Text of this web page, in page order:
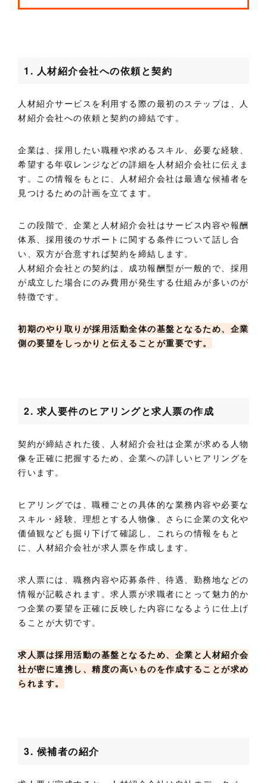
1. 人材紹介会社への依頼と契約
人材紹介サービスを利用する際の最初のステップは、人
材紹介会社への依頼と契約の締結です。
企業は、採用したい職種や求めるスキル、必要な経験、
希望する年収レンジなどの詳細を人材紹介会社に伝えま
す。この情報をもとに、人材紹介会社は最適な候補者を
見つけるための計画を立てます。
この段階で、企業と人材紹介会社はサービス内容や報酬
体系、採用後のサポートに関する条件について話し合
い、双方が合意すれば契約を締結します。
人材紹介会社との契約は、成功報酬型が一般的で、採用
が成立した場合にのみ費用が発生する仕組みが多いのが
特徴です。
初期のやり取りが採用活動全体の基盤となるため、企業
側の要望をしっかりと伝えることが重要です。
2. 求人要件のヒアリングと求人票の作成
契約が締結された後、人材紹介会社は企業が求める人物
像を正確に把握するため、企業への詳しいヒアリングを
行います。
ヒアリングでは、職種ごとの具体的な業務内容や必要な
スキル・経験、理想とする人物像、さらに企業の文化や
価値観なども掘り下げて確認し、これらの情報をもと
に、人材紹介会社が求人票を作成します。
求人票には、職務内容や応募条件、待遇、勤務地などの
情報が記載されます。求人票が求職者にとって魅力的か
つ企業の要望を正確に反映した内容になるように仕上げ
ることが大切です。
求人票は採用活動の基盤となるため、企業と人材紹介会
社が密に連携し、精度の高いものを作成することが求め
られます。
3. 候補者の紹介